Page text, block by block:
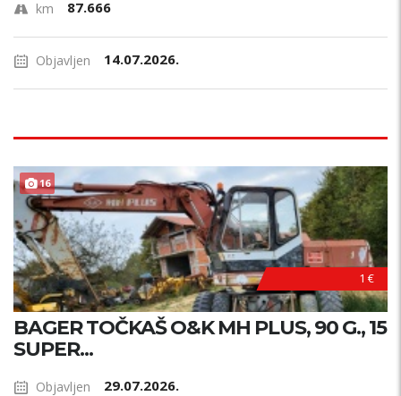
km 87.666
Objavljen 14.07.2026.
16
1 €
BAGER TOČKAŠ O&K MH PLUS, 90 G., 15
SUPER...
Objavljen 29.07.2026.